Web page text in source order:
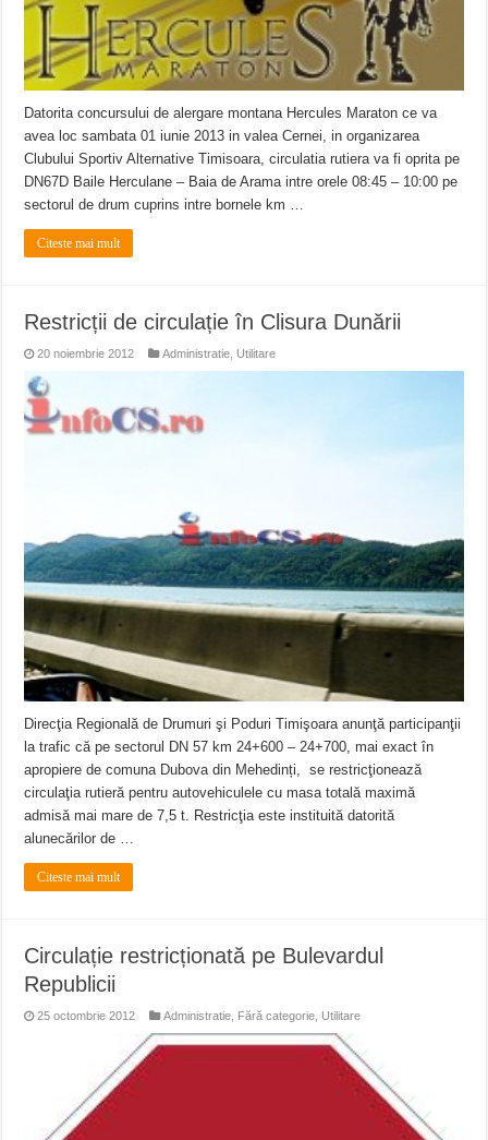
Datorita concursului de alergare montana Hercules Maraton ce va
avea loc sambata 01 iunie 2013 in valea Cernei, in organizarea
Clubului Sportiv Alternative Timisoara, circulatia rutiera va fi oprita pe
DN67D Baile Herculane – Baia de Arama intre orele 08:45 – 10:00 pe
sectorul de drum cuprins intre bornele km …
Citeste mai mult
Restricții de circulație în Clisura Dunării
20 noiembrie 2012 Administratie Utilitare
Direcţia Regională de Drumuri şi Poduri Timişoara anunţă participanţii
la trafic că pe sectorul DN 57 km 24+600 – 24+700, mai exact în
apropiere de comuna Dubova din Mehedinți, se restricţionează
circulaţia rutieră pentru autovehiculele cu masa totală maximă
admisă mai mare de 7,5 t. Restricţia este instituită datorită
alunecărilor de …
Citeste mai mult
Circulație restricționată pe Bulevardul
Republicii
25 octombrie 2012 Administratie Fără categorie Utilitare